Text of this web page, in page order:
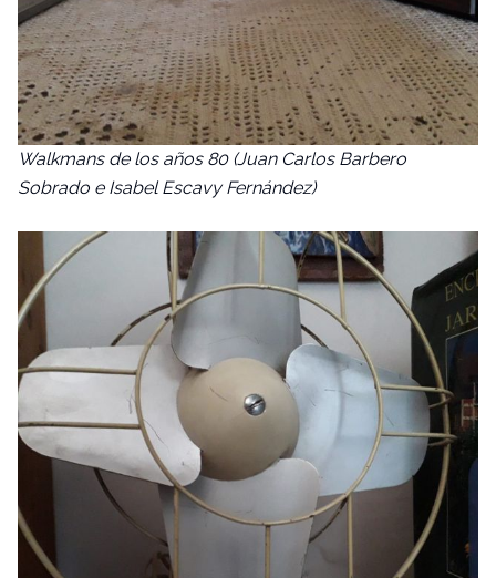
Walkmans de los años 80 (Juan Carlos Barbero
Sobrado e Isabel Escavy Fernández)